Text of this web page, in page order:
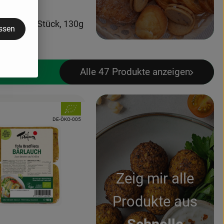
2 Stück, 130g
, Referenzpreis:
/ kg
Alle 47 Produkte anzeigen
, Verband:
, Kontrollstelle:
DE-ÖKO-005
zu Favouriten hinzufügen
Zeig mir alle
Produkte aus